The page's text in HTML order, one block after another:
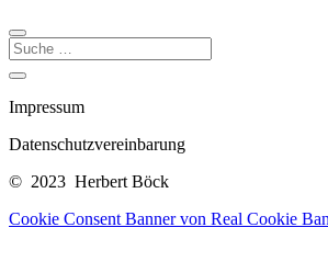
Impressum
Datenschutzvereinbarung
© 2023 Herbert Böck
Cookie Consent Banner von Real Cookie